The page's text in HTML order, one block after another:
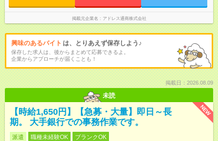
掲載元企業名 アドレス通商株式会社
興味のあるバイト は、とりあえず保存しよう♪
保存した求人は、後からまとめて応募できるよ。
企業からアプローチが届くことも！
掲載日：2026.08.09
未読
NEW
【時給1,650円】【急募・大量】即日～長
期。 大手銀行での事務作業です。
派遣 職種未経験OK ブランクOK